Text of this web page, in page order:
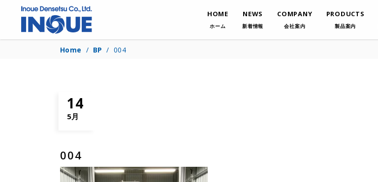
HOME
ホーム
NEWS
新着情報
COMPANY
会社案内
PRODUCTS
製品案内
Home / BP / 004
14
5月
004